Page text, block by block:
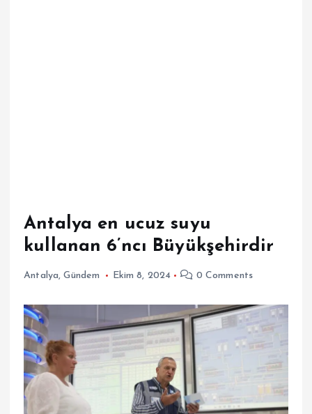
Antalya en ucuz suyu
kullanan 6’ncı Büyükşehirdir
Antalya,Gündem Ekim 8, 2024 0 Comments